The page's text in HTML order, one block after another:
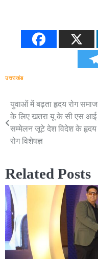
उत्तराखंड
Post
navigation
युवाओं में बढ़ता हृदय रोग समाज
के लिए खतरा यू के सी एस आई
सम्मेलन जूटे देश विदेश के हृदय
रोग विशेषज्ञ
Related Posts